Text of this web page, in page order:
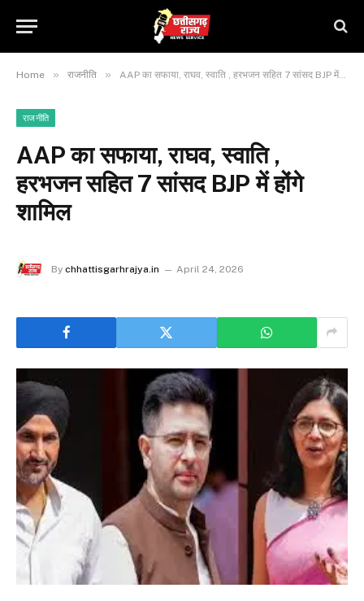
Home » राजनीति » AAP का सफाया, राघव, स्वाति , हरभजन सहित 7 सांसद BJP में होंगे शामिल
राजनीति
AAP का सफाया, राघव, स्वाति ,
हरभजन सहित 7 सांसद BJP में होंगे
शामिल
By chhattisgarhrajya.in April 24, 2026